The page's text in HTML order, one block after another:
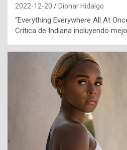
2022-12-20 Dionar Hidalgo
“Everything Everywhere All At
Crítica de Indiana incluyendo